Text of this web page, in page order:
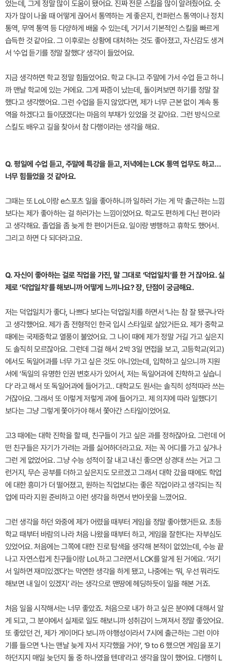
었는데, 그게 정말 많이 도움이 됐어요. 진짜 전문 스킬을 많이 알려줬어요. 숫
자가 많이 나올 때 어떻게 끊어서 통역하는 게 좋은지, 컨퍼런스 통역이나 정치
통역, 무역 통역 등 다양하게 배울 수 있는데, 거기서 기본적인 스킬을 빠르게
습득한 것 같아요. 그 이후로는 상황에 대처하는 것도 좋아졌고, 자신감도 생겨
서 ‘수업 듣기를 정말 잘했다’ 생각이 들었어요.
지금 생각하면 학교 정말 힘들었어요. 학교 다니고 주말에 가서 수업 듣고 하니
까 맨날 학교에 있는 거에요. 그게 짜증이 났는데, 돌이켜보면 하기를 정말 잘
했다고 생각했어요. 그런 수업을 듣지 않았다면, 제가 너무 근본 없이 계속 통
역을 하겠다고 들이댔겠다는 마음의 부채가 있었을 것 같아요. 그런 방식으로
스킬도 배우고 길을 찾아서 참 다행이라는 생각을 해요.
Q. 평일에 수업 듣고, 주말에 특강을 듣고, 저녁에는 LCK 통역 업무도 하고…
너무 힘들었을 것 같아요.
그때는 또 LoL이랑 e스포츠 일을 좋아하니까 일하러 가는 게 막 출근하는 느낌
보다는 제가 좋아하는 걸 하러가는 느낌이었어요. 학교도 편하게 다닌 편이라
고 생각해요. 졸업을 좀 늦게 한 편이거든요. 일이랑 병행하고 휴학도 했어서.
그리고 하면 다 되더라고요.
Q. 자신이 좋아하는 걸로 직업을 가진, 말 그대로 ‘덕업일치’를 한 거 잖아요. 실
제로 ‘덕업일치’를 해보니까 어떻게 느끼나요? 장, 단점이 궁금해요.
저는 덕업일치가 좋다, 나쁘다 보다는 덕업일치를 하면서 ‘나는 참 잘 됐구나’라
고 생각했어요. 제가 좀 전형적인 한국 입시 스타일로 살았거든요. 제가 중학교
때에는 국제중학교 열풍이 불었어요. 그 나이 때에 제가 정말 거길 가고 싶은지
도 솔직히 모르잖아요. 그런데 그걸 해서 2박 3일 면접을 보고, 고등학교(외고)
에서도 독일어과를 너무 가고 싶은 것도 아니었는데, 입학하고 싶으니까 지원
서에 ‘독일의 유명한 인권 변호사가 있어서, 저는 독일어과에 진학하고 싶습니
다’ 라고 해서 또 독일어과에 들어가고.. 대학교도 원서는 솔직히 성적따라 쓰는
거잖아요. 그래서 또 이렇게 저렇게 과에 들어가고. 제 의지에 따라 일했다기
보다는 그냥 그렇게 쫓아가야 해서 쫓아간 스타일이었어요.
고3 때에는 대학 진학을 할 때, 친구들이 가고 싶은 과를 정하잖아요. 그런데 어
떤 친구들은 자기가 가려는 과를 싫어하더라고요. 저는 꼭 어디를 가고 싶거나
그런 게 없었어요. 그냥 수능 성적이 잘 내고 내신 좋으면 상경대 쓰는 거고 그
런거지, 무슨 공부를 더하고 싶은지도 모르겠고 그래서 대학 갔을 때에도 학업
에 대한 흥미가 더 떨어졌고, 원하는 직업보다는 좋은 직업이라고 생각되는 직
업에 따라 지원 준비하고 이런 생각을 하면서 번아웃을 느꼈어요.
그런 생각을 하던 와중에 제가 어렸을 때부터 게임을 정말 좋아했거든요. 초등
학교 때부터 바람의 나라 처음 나왔을 때부터 하고, 게임을 잘한다는 자부심도
있었어요. 처음에는 그쪽에 대한 진로 탐색을 생각해 본적이 없었는데, 수능 끝
나고 자연스럽게 친구들이랑 LoL하고 그러면서 LCK를 알게 된 거에요. ‘저기
서 일하면 재미있겠다’는 막연한 생각을 하게 됐고, 나중에는 ‘뭐, 우선 뭐라도
해보면 내 일이 있겠지’ 라는 생각으로 맨땅에 헤딩하듯이 일을 해본 거죠.
처음 일을 시작해서는 너무 좋았죠. 처음으로 내가 하고 싶은 분야에 대해서 알
게 되고, 그 분야에서 실제로 일도 해보니까 성취감이 느껴져서 정말 좋았어요.
또 좋았던 건, 제가 게이머다 보니까 야행성이라서 7시에 출근하는 그런 이야
기를 들으면 ‘나는 맨날 늦게 자서 지각했을 거야’, ‘9 to 6 했으면 게임을 포기
하던지지 매일 늦던지 둘 중 하나였을 텐데’라고 생각을 많이 했어요. 다행히 L